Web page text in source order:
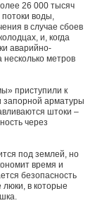
26 000 тысяч
воды,
в случае сбоев
и, когда
аварийно-
несколько метров
приступили к
запорной арматуры
штоки –
через
под землей, но
время и
безопасность
в которые